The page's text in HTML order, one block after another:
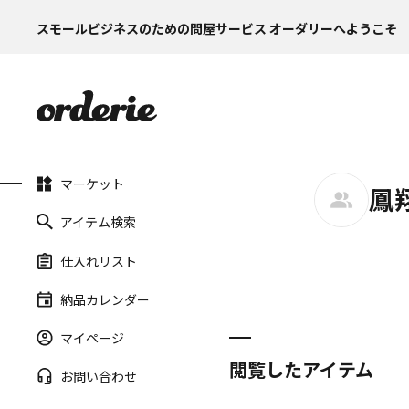
スモールビジネスのための問屋サービス オーダリーへようこそ
マーケット
アイテム検索
仕入れリスト
納品カレンダー
マイページ
お問い合わせ
鳳
閲覧したアイテム